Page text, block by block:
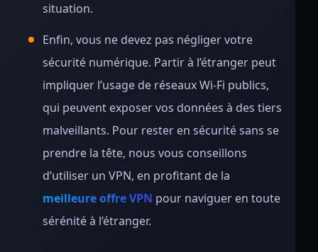
situation.
Enfin, vous ne devez pas négliger votre
sécurité numérique. Partir à l’étranger peut
impliquer l’usage de réseaux Wi-Fi publics,
qui peuvent exposer vos données à des tiers
malveillants. Pour rester en sécurité sans se
prendre la tête, nous vous conseillons
d’utiliser un VPN, en profitant de la
meilleure offre VPN pour naviguer en toute
sérénité à l’étranger.